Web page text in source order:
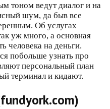
тоном ведут диалог и на
шум, да быв все
Об услугах
уж много, а основная
человека на деньги.
побольше узнать про
персональный план
терминал и кидают.